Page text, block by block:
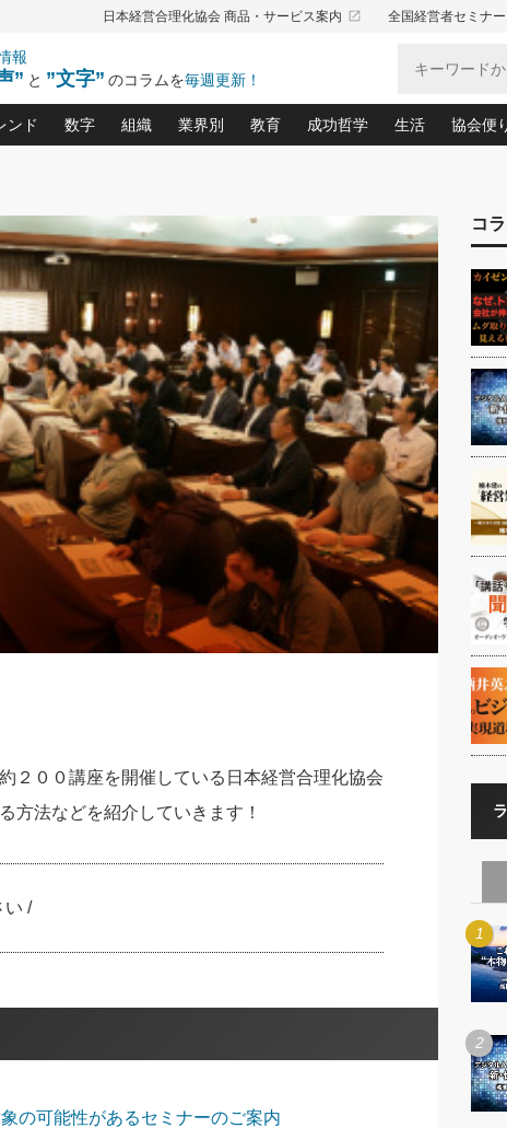
日本経営合理化協会 商品・サービス案内 launch 全国経営者セミナー
報
” と ”文字” のコラムを毎週更新！
・会議での「社長の３分間
ーチ」ネタ帳（2026年8月5
）
第109話 伝統的産品を21世紀
に生かし切る！
2026.08.5
第86回 「
極意
みづくり講座(12)
営者は知ってい
パンの成功要因と
ド戦略(39)
る一手(171)
きたい、知っておきたい、やってお
管理講座(95)
勝ち残る企業風土づくり(54)
ー×次の一手「牟田太陽の社長業ネクスト」
グジバチの『経営戦略の新常識』(12)
くあるべし(635)
社長の３分間スピーチ」ネタ帳(159)
になる考え方」(57)
願いしたいと思われる「一流の仕事術」(28)
営哲学(100)
くる 人と組織を動かす(200)
のビジョン実現道場(10)
ンド
ューヨーク発》ビジネスリーダーの先読み: 最新トレンド
略拠点(9)
社長の繁盛トレンド通信」(90)
森の「今月のヒット商品」(109)
の売れ筋をつかむ術(102)
のメシの種 4.0(206)
数字
オーナー社長の「お金の悩み相談室」(15)
おカネが残る決算書にするために、やっておきたいこと(34)
会社を守り抜くための緊急対策(100)
強い決算書の会社はココが違う！(36)
損益分岐点を下げる、Ｐ／Ｌ不況時代の新戦略(12)
新・会計経営と実学(37)
決算書の“見える化”術(12)
賢い社長の「経理財務の見どころ・勘どころ・ツッコミどこ
ろ」(149)
銀行交渉はこうしなさい！(12)
組織
「賃金の誤解」(135)
中小企業の新たな法律リスク(178)
職場の生産性を下げるハラスメントの予防策(10)
賃金決定の定石(68)
顧客・社員・社会から支持される「ウェルビーイング
門」(23)
業界別
なぜ、トヨタ式で会社が伸びるのか？(5)
売れる住宅を創る 100の視点(100)
大久保一彦の“流行る”お店の仕組みづくり
柿内幸夫─社長のための現場改善(174)
教育
“出来る”管理職の条件(62)
あなただからお願いしたいと思わ
クレーム対応 実践マニュアル(92)
クレーム対応の新知識と新常識(57)
デキル社員に育てる！ 社員教育の
東川鷹年の「中小企業の人育て」
業績アップにつながる！ワンラン
欧米資産家に学ぶ二世教育(100)
社長のための“全員営業”(30)
行動科学マネジメント(5)
成功哲学
中国哲学に学ぶ 不況は会社
令和時代の「社長の人間力
先人の名句名言の教え 東洋
渡部昇一の「日本の指導者
経営に活かす“十八史略”(30)
生活
おのころ心平
(50)
デジタルＡＶ
リーダー脳の
ワインを楽し
必読！社長が
眼と耳で楽し
社長の「氣」
米国スポーツ
高橋一喜の『
協会便
「愛
ビジ
作間
経営
繁栄
講話
(7)
２００講座を開催している日本経営合理化協会
方法などを紹介していきます！
い /
の可能性があるセミナーのご案内
コ
1
2